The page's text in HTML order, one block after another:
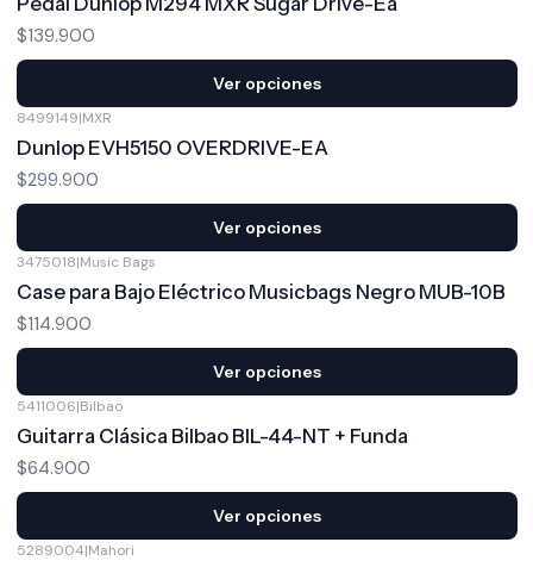
$139.900
Ver opciones
8499149|MXR
Dunlop EVH5150 OVERDRIVE-EA
$299.900
Ver opciones
3475018|Music Bags
Case para Bajo Eléctrico Musicbags Negro MUB-10B
$114.900
Ver opciones
5411006|Bilbao
Guitarra Clásica Bilbao BIL-44-NT + Funda
$64.900
Ver opciones
5289004|Mahori